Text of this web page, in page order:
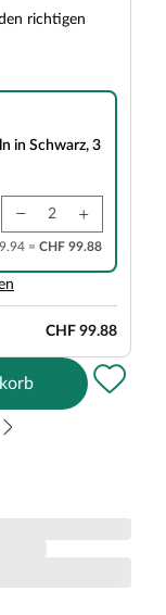
richtigen
in Schwarz, 3
= CHF 99.88
CHF 99.88